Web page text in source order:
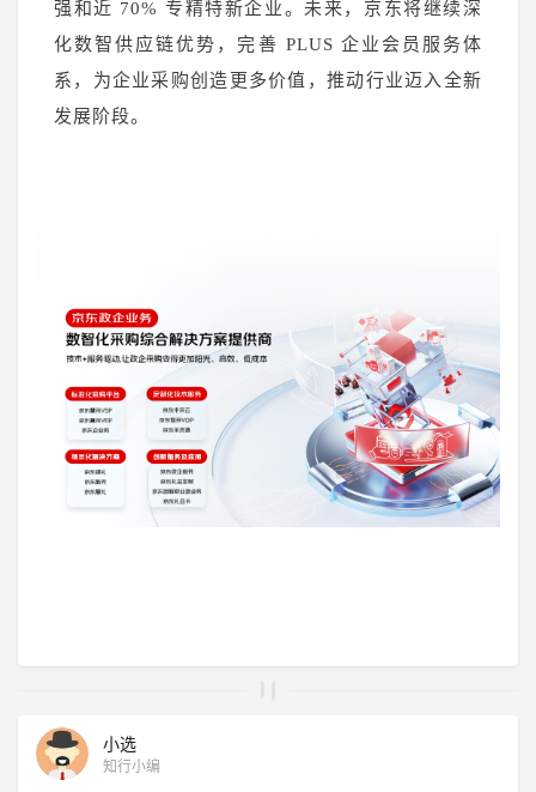
强和近 70% 专精特新企业。未来，京东将继续深
化数智供应链优势，完善 PLUS 企业会员服务体
系，为企业采购创造更多价值，推动行业迈入全新
发展阶段。
小选
知行小编